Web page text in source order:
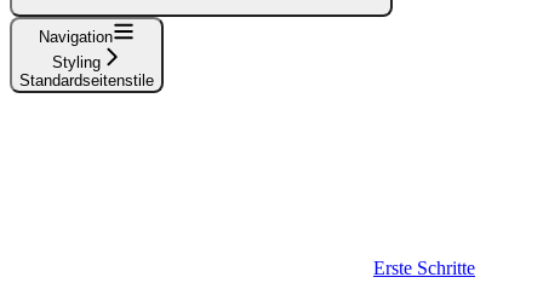
Navigation
Styling
Standardseitenstile
Erste Schritte